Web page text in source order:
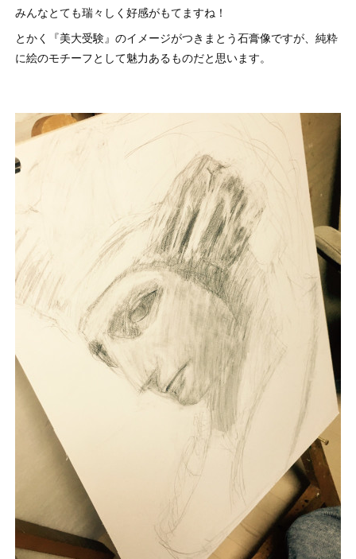
みんなとても瑞々しく好感がもてますね！
とかく『美大受験』のイメージがつきまとう石膏像ですが、純粋
に絵のモチーフとして魅力あるものだと思います。